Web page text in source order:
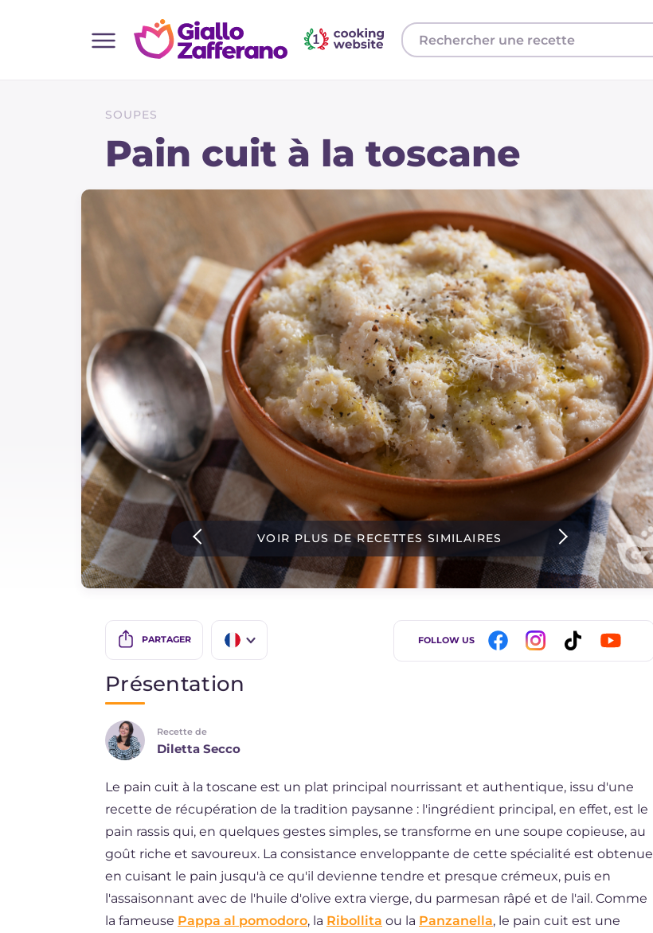
Toutes les recettes
Plats principaux
Gateaux et patisserie
Dernieres recettes
IT Website
Instagram
YouTube
SOUPES
Pain cuit à la toscane
VOIR PLUS DE RECETTES SIMILAIRES
PARTAGER
BR
NL
FOLLOW US
Présentation
Recette de
Diletta Secco
Le pain cuit à la toscane est un plat principal nourrissant et authentique, issu d'une
recette de récupération de la tradition paysanne : l'ingrédient principal, en effet, est le
pain rassis qui, en quelques gestes simples, se transforme en une soupe copieuse, au
goût riche et savoureux. La consistance enveloppante de cette spécialité est obtenue
en cuisant le pain jusqu'à ce qu'il devienne tendre et presque crémeux, puis en
l'assaisonnant avec de l'huile d'olive extra vierge, du parmesan râpé et de l'ail. Comme
la fameuse Pappa al pomodoro, la Ribollita ou la Panzanella, le pain cuit est une